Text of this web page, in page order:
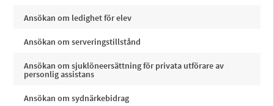
Ansökan om ledighet för elev
Ansökan om serveringstillstånd
Ansökan om sjuklöneersättning för privata utförare av
personlig assistans
Ansökan om sydnärkebidrag